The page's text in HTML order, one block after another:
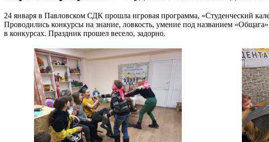
24 января в Павловском СДК прошла игровая программа, «Студенческий
Проводились конкурсы на знание, ловкость, умение под названием
в конкурсах. Праздник прошел весело, задорно.